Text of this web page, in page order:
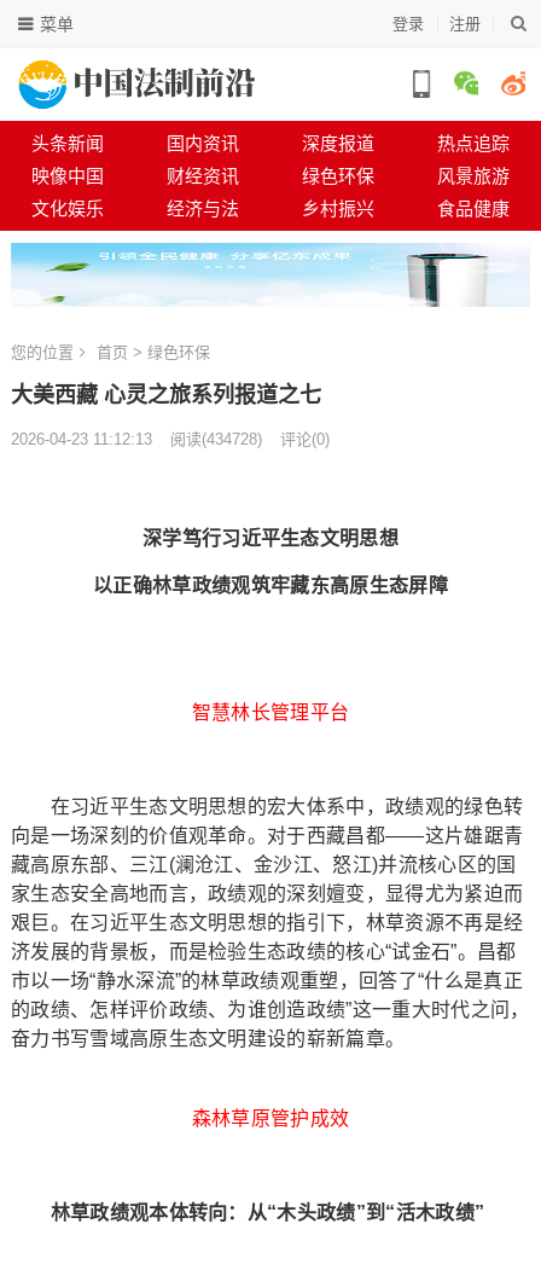
登录 注册
菜单
头条新闻 国内资讯 深度报道
热点追踪
映像中国
财经资讯 绿色环保
风景旅游
文化娱乐
经济与法 乡村振兴 食品健康
您的位置 首页 > 绿色环保
大美西藏 心灵之旅系列报道之七
2026-04-23 11:12:13 阅读(434728) 评论(0)
深学笃行习近平生态文明思想
以正确林草政绩观筑牢藏东高原生态屏障
智慧林长管理平台
在习近平生态文明思想的宏大体系中，政绩观的绿色转
向是一场深刻的价值观革命。对于西藏昌都——这片雄踞青
藏高原东部、三江(澜沧江、金沙江、怒江)并流核心区的国
家生态安全高地而言，政绩观的深刻嬗变，显得尤为紧迫而
艰巨。在习近平生态文明思想的指引下，林草资源不再是经
济发展的背景板，而是检验生态政绩的核心“试金石”。昌都
市以一场“静水深流”的林草政绩观重塑，回答了“什么是真正
的政绩、怎样评价政绩、为谁创造政绩”这一重大时代之问，
奋力书写雪域高原生态文明建设的崭新篇章。
森林草原管护成效
林草政绩观本体转向：从“木头政绩”到“活木政绩”